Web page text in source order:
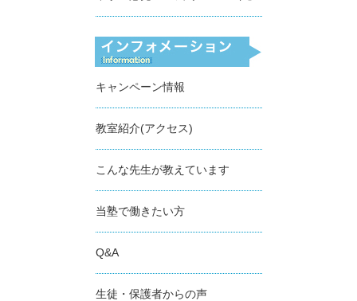
キャンペーン情報
教室紹介(アクセス)
こんな先生が教えています
当塾で働きたい方
Q&A
生徒・保護者からの声